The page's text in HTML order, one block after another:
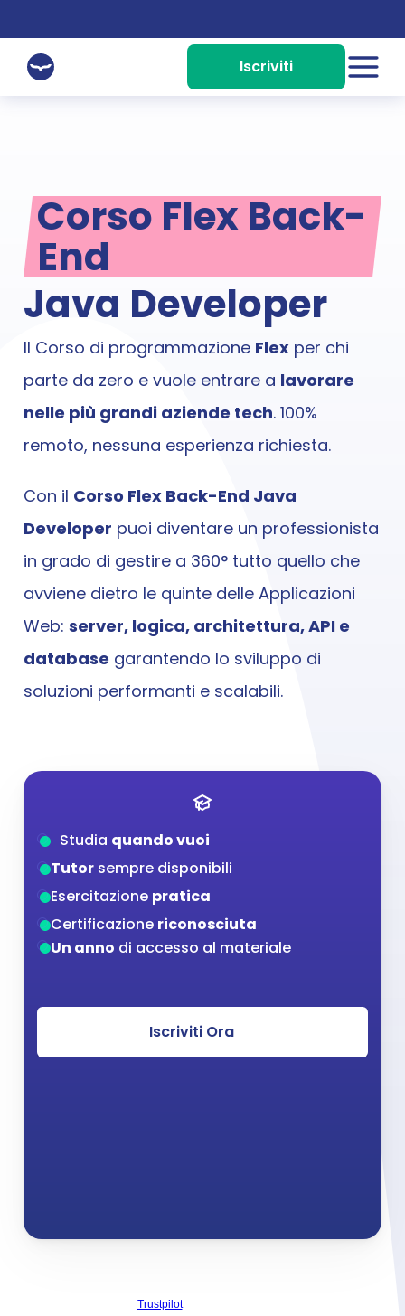
Iscriviti
Corso Live AI-Powered
Corso Flex Data
Fino a 12 mesi
Corso Live Web
5 mesi
Corso Live UX/UI
10 settimane
Corso Live Data & AI
5 mesi
10 settimane
Corso Flex Web
Fino a 12 mesi
Corso Flex Back-End
Fino a 12 mesi
Iscriviti
Chi Siamo
Recensioni
FAQ
Blog
Corso Flex Back-
End
Java Developer
Il Corso di programmazione Flex per chi
parte da zero e vuole entrare a lavorare
nelle più grandi aziende tech. 100%
remoto, nessuna esperienza richiesta.
Con il Corso Flex Back-End Java
Developer puoi diventare un professionista
in grado di gestire a 360° tutto quello che
avviene dietro le quinte delle Applicazioni
Web: server, logica, architettura, API e
database garantendo lo sviluppo di
soluzioni performanti e scalabili.
Studia quando vuoi
Tutor sempre disponibili
Esercitazione pratica
Certificazione riconosciuta
Un anno di accesso al materiale
Iscriviti Ora
Trustpilot